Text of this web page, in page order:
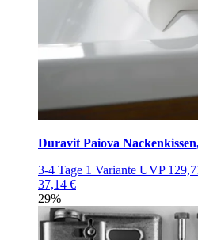
Duravit Paiova
3-4 Tage 1 Variante UVP
37,14 €
29%